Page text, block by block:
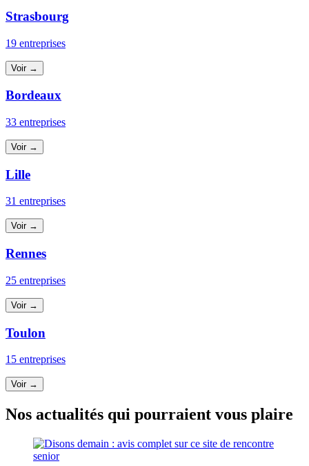
Strasbourg
19 entreprises
Voir →
Bordeaux
33 entreprises
Voir →
Lille
31 entreprises
Voir →
Rennes
25 entreprises
Voir →
Toulon
15 entreprises
Voir →
Nos actualités qui pourraient vous plaire